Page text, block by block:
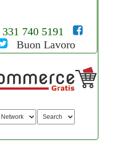
740 5191
Buon Lavoro